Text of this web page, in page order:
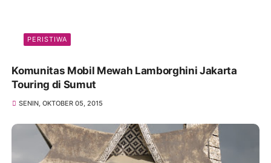
PERISTIWA
Komunitas Mobil Mewah Lamborghini Jakarta
Touring di Sumut
SENIN, OKTOBER 05, 2015